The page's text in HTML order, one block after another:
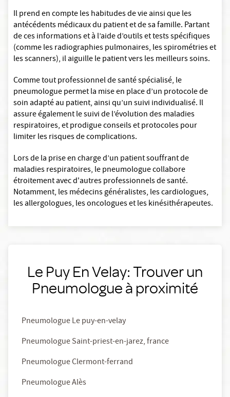
Il prend en compte les habitudes de vie ainsi que les
antécédents médicaux du patient et de sa famille. Partant
de ces informations et à l’aide d’outils et tests spécifiques
(comme les radiographies pulmonaires, les spirométries et
les scanners), il aiguille le patient vers les meilleurs soins.
Comme tout professionnel de santé spécialisé, le
pneumologue permet la mise en place d’un protocole de
soin adapté au patient, ainsi qu’un suivi individualisé. Il
assure également le suivi de l’évolution des maladies
respiratoires, et prodigue conseils et protocoles pour
limiter les risques de complications.
Lors de la prise en charge d’un patient souffrant de
maladies respiratoires, le pneumologue collabore
étroitement avec d'autres professionnels de santé.
Notamment, les médecins généralistes, les cardiologues,
les allergologues, les oncologues et les kinésithérapeutes.
Le Puy En Velay: Trouver un
Pneumologue à proximité
Pneumologue Le puy-en-velay
Pneumologue Saint-priest-en-jarez, france
Pneumologue Clermont-ferrand
Pneumologue Alès